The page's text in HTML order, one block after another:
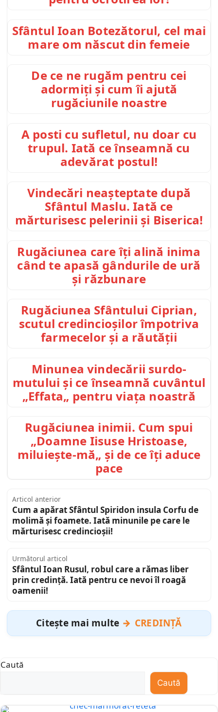
Sfântul Ioan Botezătorul, cel mai
mare om născut din femeie
De ce ne rugăm pentru cei
adormiți și cum îi ajută
rugăciunile noastre
A posti cu sufletul, nu doar cu
trupul. Iată ce înseamnă cu
adevărat postul!
Vindecări neașteptate după
Sfântul Maslu. Iată ce
mărturisesc pelerinii și Biserica!
Rugăciunea care îți alină inima
când te apasă gândurile de ură
și răzbunare
Rugăciunea Sfântului Ciprian,
scutul credincioșilor împotriva
farmecelor și a răutății
Minunea vindecării surdo-
mutului și ce înseamnă cuvântul
„Effata„ pentru viața noastră
Rugăciunea inimii. Cum spui
„Doamne Iisuse Hristoase,
miluiește-mă„ și de ce îți aduce
pace
Articol anterior
Cum a apărat Sfântul Spiridon insula Corfu de
molimă și foamete. Iată minunile pe care le
mărturisesc credincioșii!
Următorul articol
Sfântul Ioan Rusul, robul care a rămas liber
prin credință. Iată pentru ce nevoi îl roagă
oamenii!
Citește mai multe CREDINȚĂ
Caută
Caută